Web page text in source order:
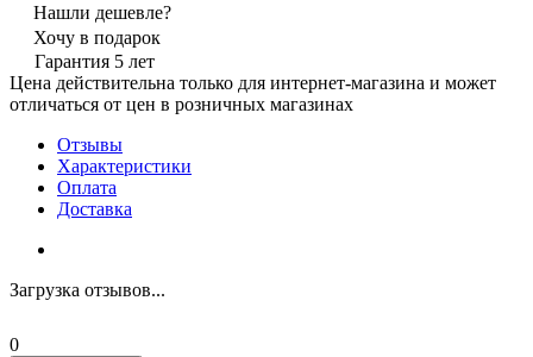
Нашли дешевле?
Хочу в подарок
Гарантия 5 лет
Цена действительна только для интернет-магазина и может
отличаться от цен в розничных магазинах
Отзывы
Характеристики
Оплата
Доставка
Загрузка отзывов...
0